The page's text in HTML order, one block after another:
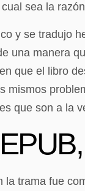
sea la
y se tradujo
una manera
que el libro
mismos
que son a la
la trama fue